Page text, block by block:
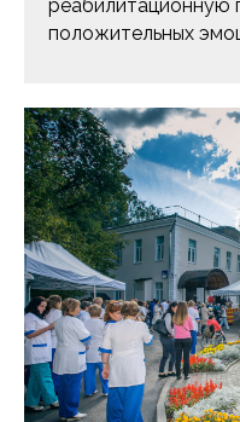
реабилитационную
положительных